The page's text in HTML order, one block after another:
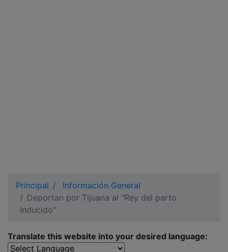
Principal
Información General
Deportan por Tijuana al "Rey del parto
inducido"
Translate this website into your desired language: